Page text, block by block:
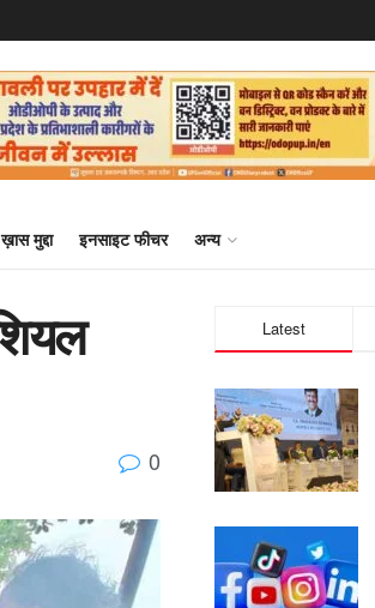
ख़ास मुद्दा इनसाइट फीचर अन्य
0
Latest